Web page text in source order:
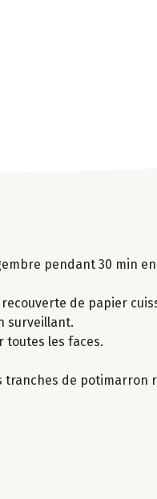
pendant 30 min
de papier
surveillant.
toutes les faces.
tranches de potimarron